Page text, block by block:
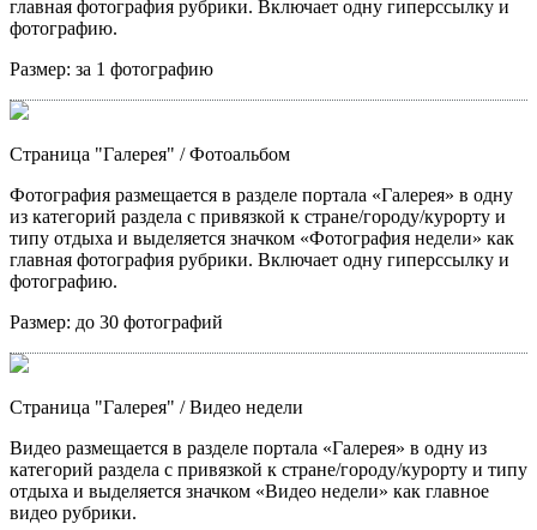
главная фотография рубрики. Включает одну гиперссылку и
фотографию.
Размер: за 1 фотографию
Страница "Галерея" / Фотоальбом
Фотография размещается в разделе портала «Галерея» в одну
из категорий раздела с привязкой к стране/городу/курорту и
типу отдыха и выделяется значком «Фотография недели» как
главная фотография рубрики. Включает одну гиперссылку и
фотографию.
Размер: до 30 фотографий
Страница "Галерея" / Видео недели
Видео размещается в разделе портала «Галерея» в одну из
категорий раздела с привязкой к стране/городу/курорту и типу
отдыха и выделяется значком «Видео недели» как главное
видео рубрики.